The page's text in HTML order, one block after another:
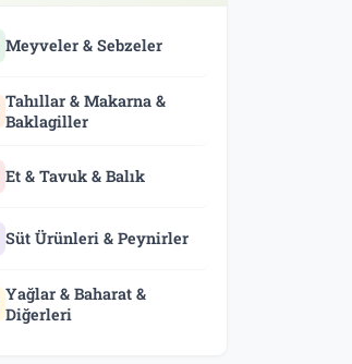
Meyveler & Sebzeler
Tahıllar & Makarna &
Baklagiller
Et & Tavuk & Balık
Süt Ürünleri & Peynirler
Yağlar & Baharat &
Diğerleri